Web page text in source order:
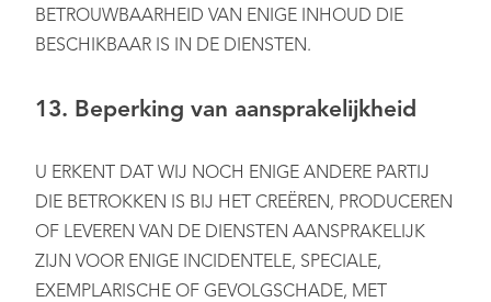
BETROUWBAARHEID VAN ENIGE INHOUD DIE
BESCHIKBAAR IS IN DE DIENSTEN.
13. Beperking van aansprakelijkheid
U ERKENT DAT WIJ NOCH ENIGE ANDERE PARTIJ
DIE BETROKKEN IS BIJ HET CREËREN, PRODUCEREN
OF LEVEREN VAN DE DIENSTEN AANSPRAKELIJK
ZIJN VOOR ENIGE INCIDENTELE, SPECIALE,
EXEMPLARISCHE OF GEVOLGSCHADE, MET